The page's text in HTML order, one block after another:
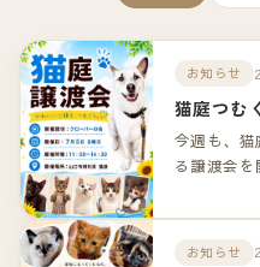
お知らせ
猫庭つむ
今週も、猫
る譲渡会
ンクより
お知らせ